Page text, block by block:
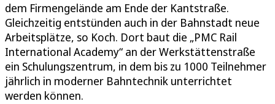
dem Firmengelände am Ende der Kantstraße.
Gleichzeitig entstünden auch in der Bahnstadt neue
Arbeitsplätze, so Koch. Dort baut die „PMC Rail
International Academy“ an der Werkstättenstraße
ein Schulungszentrum, in dem bis zu 1000 Teilnehmer
jährlich in moderner Bahntechnik unterrichtet
werden können.